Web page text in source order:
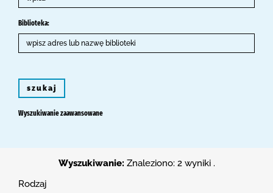
Biblioteka:
szukaj
Wyszukiwanie zaawansowane
Wyszukiwanie: Znaleziono: 2 wyniki .
Rodzaj